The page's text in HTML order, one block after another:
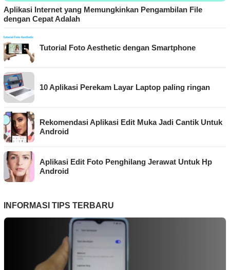
Aplikasi Internet yang Memungkinkan Pengambilan File
dengan Cepat Adalah
Tutorial Foto Aesthetic dengan Smartphone
10 Aplikasi Perekam Layar Laptop paling ringan
Rekomendasi Aplikasi Edit Muka Jadi Cantik Untuk
Android
Aplikasi Edit Foto Penghilang Jerawat Untuk Hp
Android
INFORMASI TIPS TERBARU